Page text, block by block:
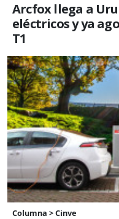
Arcfox llega a
eléctricos y ya
T1
Columna > Cinve